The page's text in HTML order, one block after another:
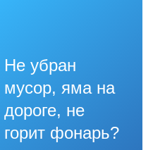
Не убран
мусор, яма на
дороге, не
горит фонарь?